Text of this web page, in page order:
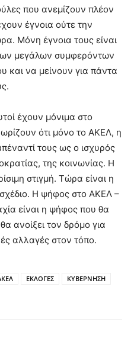
που ανεμίζουν πλέον
έγνοια ούτε την
Μόνη έγνοια τους είναι
μεγάλων συμφερόντων
και να μείνουν για πάντα
έχουν μόνιμα στο
ότι μόνο το ΑΚΕΛ, η
τους ως ο ισχυρός
της κοινωνίας. Η
στιγμή. Τώρα είναι η
Η ψήφος στο ΑΚΕΛ –
είναι η ψήφος που θα
ανοίξει τον δρόμο για
αλλαγές στον τόπο.
ΕΚΛΟΓΕΣ
ΚΥΒΕΡΝΗΣΗ